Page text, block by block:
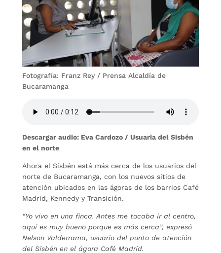
Fotografía: Franz Rey / Prensa Alcaldía de
Bucaramanga
Descargar audio: Eva Cardozo / Usuaria del Sisbén
en el norte
Ahora el Sisbén está más cerca de los usuarios del
norte de Bucaramanga, con los nuevos sitios de
atención ubicados en las ágoras de los barrios Café
Madrid, Kennedy y Transición.
“Yo vivo en una finca. Antes me tocaba ir al centro,
aquí es muy bueno porque es más cerca”, expresó
Nelson Valderrama, usuario del punto de atención
del Sisbén en el ágora Café Madrid.